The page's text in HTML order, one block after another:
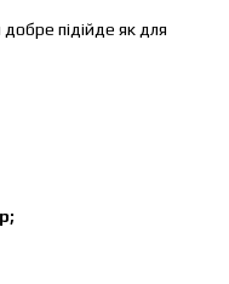
підійде як для